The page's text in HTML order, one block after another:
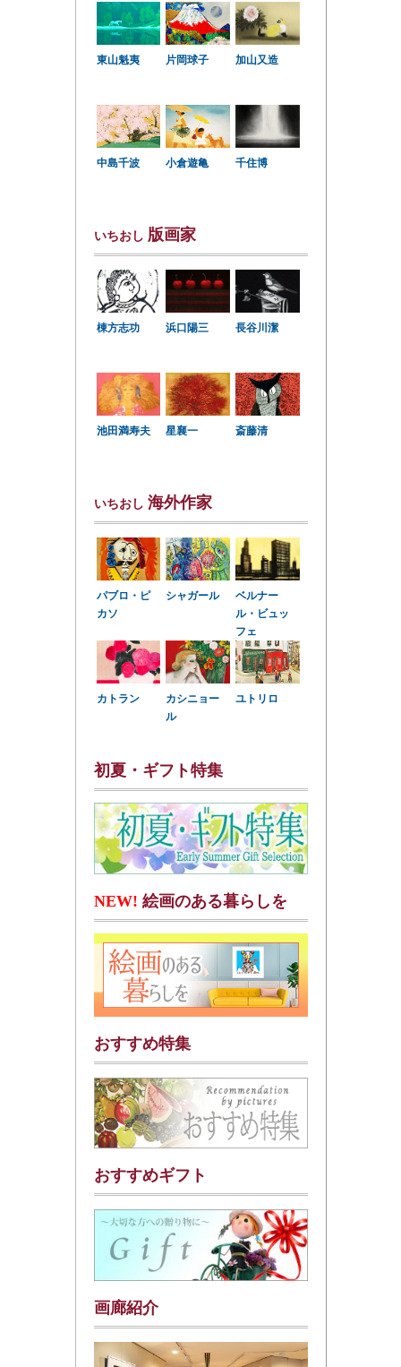
東山魁夷 片岡球子 加山又造
中島千波 小倉遊亀 千住博
いちおし 版画家
棟方志功 浜口陽三 長谷川潔
池田満寿夫 星襄一 斎藤清
いちおし 海外作家
パブロ・ピ
カソ
シャガール
ベルナー
ル・ビュッ
フェ
カトラン
カシニョー
ル
ユトリロ
初夏・ギフト特集
NEW! 絵画のある暮らしを
おすすめ特集
おすすめギフト
画廊紹介